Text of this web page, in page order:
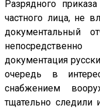
Разрядного
частного лица, не
документальный
документация
очередь в
снабжением
тщательно